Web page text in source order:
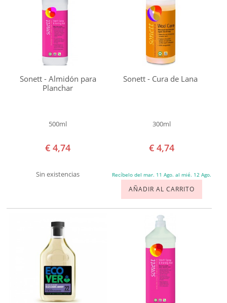
BEBÉS Y NIÑOS
HOGAR
JABÓN DE MARSELLA
Sonett - Almidón para
Planchar
500ml
€ 4,74
Sin existencias
Sonett - Cura de Lana
300ml
€ 4,74
Recíbelo del mar. 11 Ago. al mié. 12 Ago.
AÑADIR AL CARRITO
Certificados
BIOCEQ
Vegan
€ 0,00
€ 100,00